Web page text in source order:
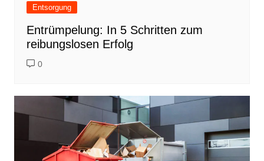
Entsorgung
Entrümpelung: In 5 Schritten zum
reibungslosen Erfolg
0